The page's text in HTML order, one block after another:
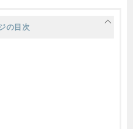
の目次